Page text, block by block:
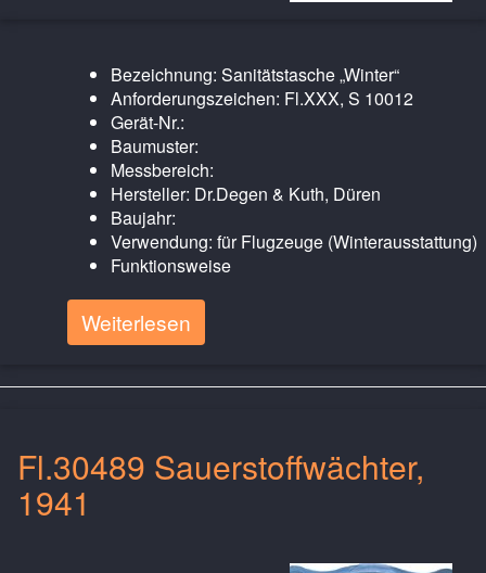
Bezeichnung: Sanitätstasche „Winter“
Anforderungszeichen: Fl.XXX, S 10012
Gerät-Nr.:
Baumuster:
Messbereich:
Hersteller: Dr.Degen & Kuth, Düren
Baujahr:
Verwendung: für Flugzeuge (Winterausstattung)
Funktionsweise
Weiterlesen
Fl.30489 Sauerstoffwächter,
1941